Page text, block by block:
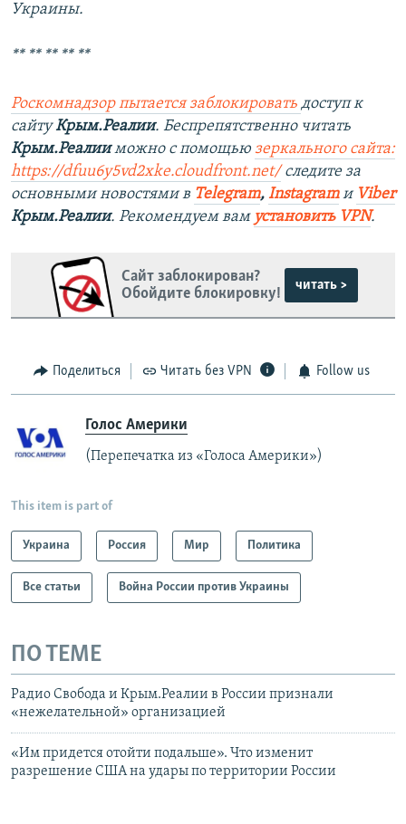
Украины.
** ** ** ** **
Роскомнадзор пытается заблокировать доступ к
сайтуКрым.Реалии. Беспрепятственно читать
Крым.Реалииможно с помощью зеркального сайта:
https://dfuu6y5vd2xke.cloudfront.net/следите за
основными новостями в Telegram, Instagramи Viber
Крым.Реалии. Рекомендуем вам установить VPN.
Сайт заблокирован?
Обойдите блокировку!
читать >
Поделиться Читать без VPN Follow us
Голос Америки
(Перепечатка из «Голоса Америки»)
This item is part of
Украина Россия Мир Политика
Все статьи Война России против Украины
ПО ТЕМЕ
Радио Свобода и Крым.Реалии в России признали
«нежелательной» организацией
«Им придется отойти подальше». Что изменит
разрешение США на удары по территории России